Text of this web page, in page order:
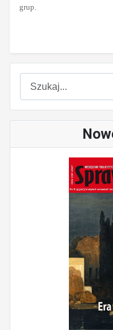
Szukaj
grup.